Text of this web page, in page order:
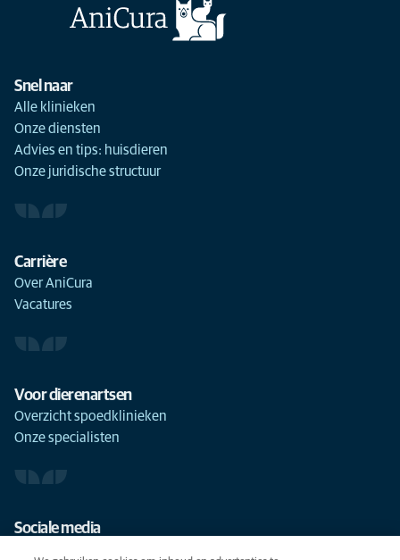
Snel naar
Alle klinieken
Onze diensten
Advies en tips: huisdieren
Onze juridische structuur
Carrière
Over AniCura
Vacatures
Voor dierenartsen
Overzicht spoedklinieken
Onze specialisten
Sociale media